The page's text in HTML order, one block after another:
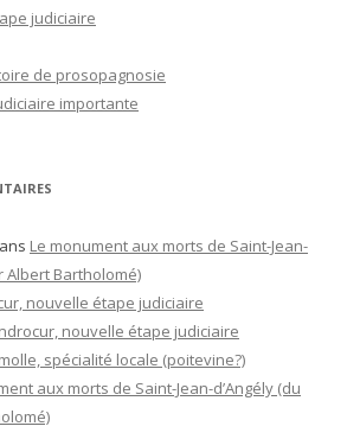
judiciaire
de prosopagnosie
importante
Le monument aux morts de Saint-Jean-
Albert Bartholomé)
nouvelle étape judiciaire
nouvelle étape judiciaire
spécialité locale (poitevine?)
aux morts de Saint-Jean-d’Angély (du